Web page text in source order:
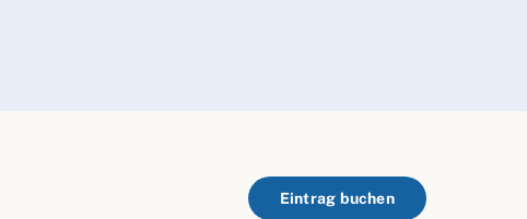
Eintrag buchen